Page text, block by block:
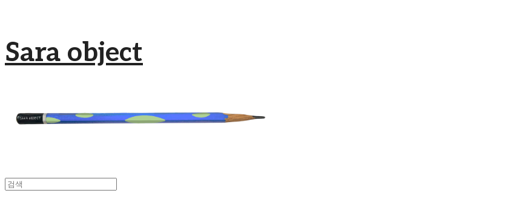
Sara object